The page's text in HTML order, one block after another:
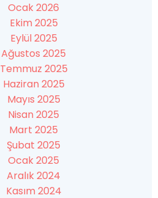
Ocak 2026
Ekim 2025
Eylül 2025
Ağustos 2025
Temmuz 2025
Haziran 2025
Mayıs 2025
Nisan 2025
Mart 2025
Şubat 2025
Ocak 2025
Aralık 2024
Kasım 2024